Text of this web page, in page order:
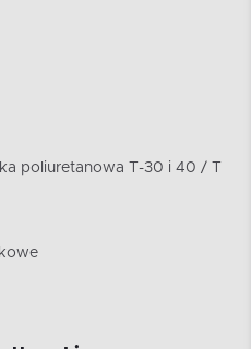
poliuretanowa T-30 i 40 / T